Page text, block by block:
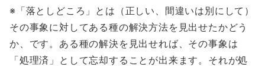
※「落としどころ」とは（正しい、間違いは別にして）
その事象に対してある種の解決方法を見出せたかどう
か、です。ある種の解決を見出せれば、その事象は
「処理済」として忘却することが出来ます。それが処